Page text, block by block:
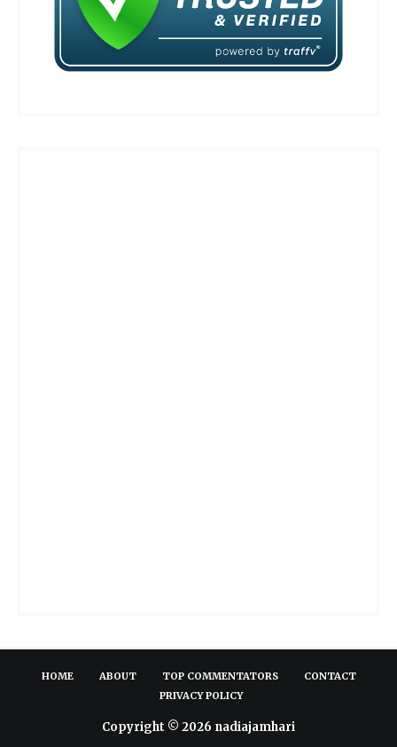
HOME ABOUT TOP COMMENTATORS
CONTACT
PRIVACY POLICY
Copyright © 2026 nadiajamhari